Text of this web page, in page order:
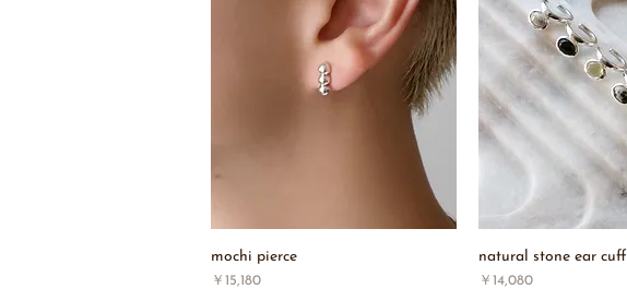
mochi pierce
価格
￥15,180
natural stone ear cuff
価格
￥14,080